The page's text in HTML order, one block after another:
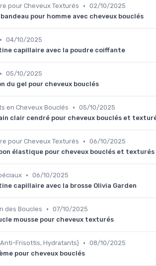
pour Cheveux Texturés • 02/10/2025
pour homme avec cheveux bouclés
• 04/10/2025
capillaire avec la poudre coiffante
• 05/10/2025
du gel pour cheveux bouclés
en Cheveux Bouclés • 05/10/2025
clair cendré pour cheveux bouclés et
pour Cheveux Texturés • 06/10/2025
élastique pour cheveux bouclés et texturés
• 06/10/2025
capillaire avec la brosse Olivia Garden
des Boucles • 07/10/2025
mousse pour cheveux texturés
Frisottis, Hydratants) • 08/10/2025
pour cheveux bouclés